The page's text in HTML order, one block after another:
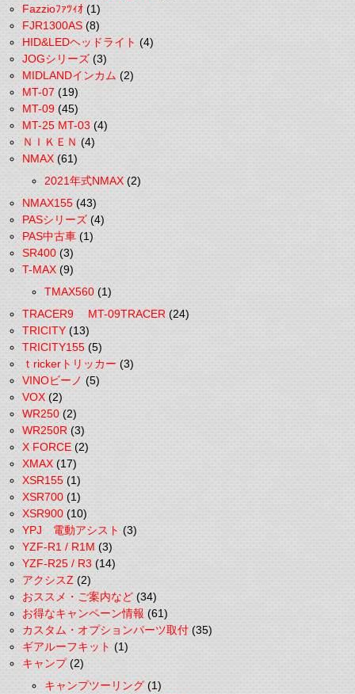
Fazzioﾌｧﾂｨｵ(1)
FJR1300AS(8)
HID&LEDヘッドライト(4)
JOGシリーズ(3)
MIDLANDインカム(2)
MT-07(19)
MT-09(45)
MT-25 MT-03(4)
ＮＩＫＥＮ(4)
NMAX(61)
2021年式NMAX(2)
NMAX155(43)
PASシリーズ(4)
PAS中古車(1)
SR400(3)
T-MAX(9)
TMAX560(1)
TRACER9 MT-09TRACER(24)
TRICITY(13)
TRICITY155(5)
ｔrickerトリッカー(3)
VINOビーノ(5)
VOX(2)
WR250(2)
WR250R(3)
X FORCE(2)
XMAX(17)
XSR155(1)
XSR700(1)
XSR900(10)
YPJ 電動アシスト(3)
YZF-R1 / R1M(3)
YZF-R25 / R3(14)
アクシスZ(2)
おススメ・ご案内など(34)
お得なキャンペーン情報(61)
カスタム・オプションパーツ取付(35)
ギアルーフキット(1)
キャンプ(2)
キャンプツーリング(1)